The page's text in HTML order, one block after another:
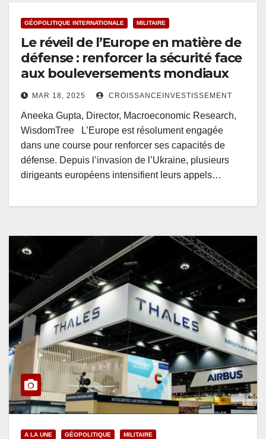
GÉOPOLITIQUE INTERNATIONALE MILITAIRE
Le réveil de l’Europe en matière de
défense : renforcer la sécurité face
aux bouleversements mondiaux
MAR 18, 2025 CROISSANCEINVESTISSEMENT
Aneeka Gupta, Director, Macroeconomic Research,
WisdomTree L’Europe est résolument engagée
dans une course pour renforcer ses capacités de
défense. Depuis l’invasion de l’Ukraine, plusieurs
dirigeants européens intensifient leurs appels…
A LA UNE GÉOPOLITIQUE MILITAIRE